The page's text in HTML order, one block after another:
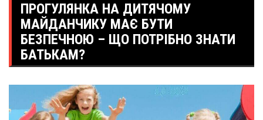
ПРОГУЛЯНКА НА ДИТЯЧОМУ
МАЙДАНЧИКУ МАЄ БУТИ
БЕЗПЕЧНОЮ – ЩО ПОТРІБНО ЗНАТИ
БАТЬКАМ?